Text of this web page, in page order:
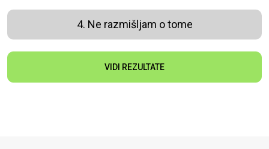
4. Ne razmišljam o tome
VIDI REZULTATE